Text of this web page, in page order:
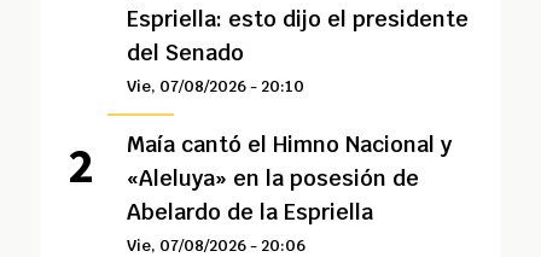
Espriella: esto dijo el presidente
del Senado
Vie, 07/08/2026 - 20:10
Maía cantó el Himno Nacional y
«Aleluya» en la posesión de
Abelardo de la Espriella
Vie, 07/08/2026 - 20:06